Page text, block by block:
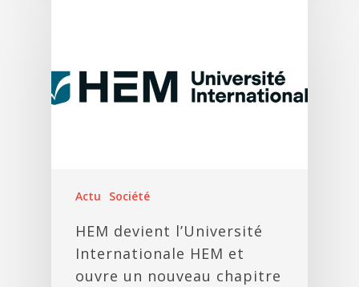
Actu Société
HEM devient l’Université
Internationale HEM et
ouvre un nouveau chapitre